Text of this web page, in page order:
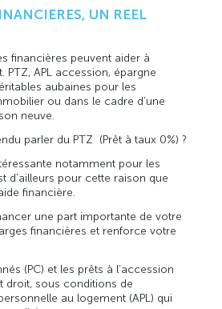
UN REEL
financières peuvent aider à
PTZ, APL accession, épargne
aubaines pour les
ou dans le cadre d’une
neuve.
parler du PTZ (Prêt à taux 0%) ?
notamment pour les
d’ailleurs pour cette raison que
financière.
une part importante de votre
financières et renforce votre
(PC) et les prêts à l’accession
droit, sous conditions de
au logement (APL) qui